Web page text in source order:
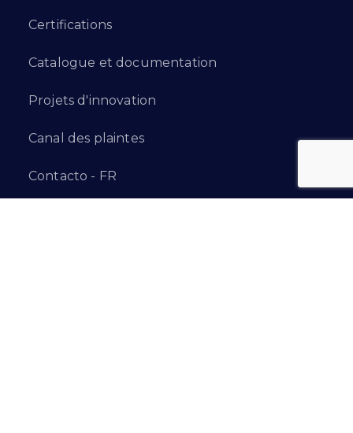
Certifications
Catalogue et documentation
Projets d'innovation
Canal des plaintes
Contacto - FR